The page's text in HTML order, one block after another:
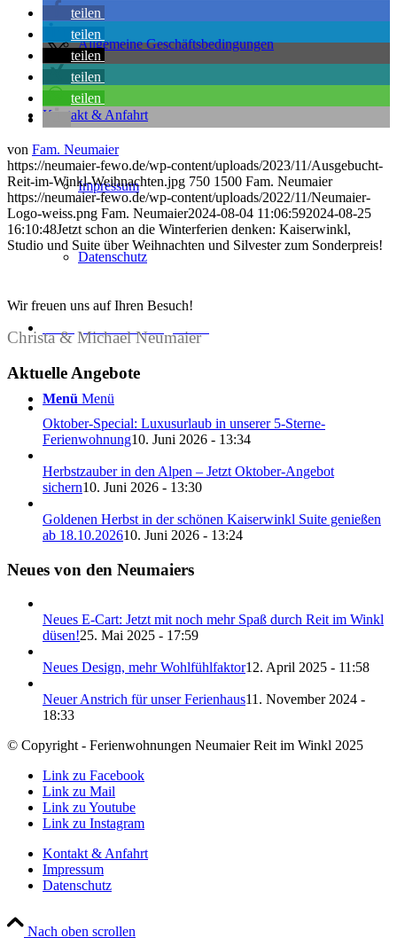
Allgemeine Geschäftsbedingungen
Kontakt & Anfahrt
Impressum
Datenschutz
Menü Menü
teilen
teilen
teilen
teilen
teilen
von Fam. Neumaier
https://neumaier-fewo.de/wp-content/uploads/2023/11/Ausgebucht-
Reit-im-Winkl-Weihnachten.jpg 750 1500 Fam. Neumaier
https://neumaier-fewo.de/wp-content/uploads/2022/11/Neumaier-
Logo-weiss.png Fam. Neumaier2024-08-04 11:06:592024-08-25
16:10:48Jetzt schon an die Winterferien denken: Kaiserwinkl,
Studio und Suite über Weihnachten und Silvester zum Sonderpreis!
Wir freuen uns auf Ihren Besuch!
Christa & Michael Neumaier
Aktuelle Angebote
Oktober-Special: Luxusurlaub in unserer 5-Sterne-
Ferienwohnung10. Juni 2026 - 13:34
Herbstzauber in den Alpen – Jetzt Oktober-Angebot
sichern10. Juni 2026 - 13:30
Goldenen Herbst in der schönen Kaiserwinkl Suite genießen
ab 18.10.202610. Juni 2026 - 13:24
Neues von den Neumaiers
Neues E-Cart: Jetzt mit noch mehr Spaß durch Reit im Winkl
düsen!25. Mai 2025 - 17:59
Neues Design, mehr Wohlfühlfaktor12. April 2025 - 11:58
Neuer Anstrich für unser Ferienhaus11. November 2024 -
18:33
© Copyright - Ferienwohnungen Neumaier Reit im Winkl 2025
Link zu Facebook
Link zu Mail
Link zu Youtube
Link zu Instagram
Kontakt & Anfahrt
Impressum
Datenschutz
Nach oben scrollen